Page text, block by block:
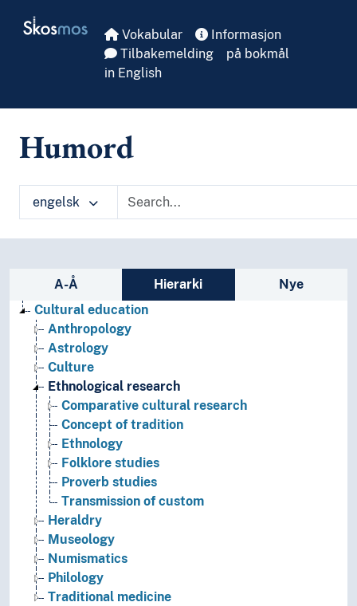
Skosmos Vokabular
Informasjon
Tilbakemelding
på bokmål
in English
Humord
engelsk
Sidefelt: navigér i vokabularet
A-Å Hierarki
Nye
Cultural education
Anthropology
Astrology
Culture
Ethnological research
Comparative cultural research
Concept of tradition
Ethnology
Folklore studies
Proverb studies
Transmission of custom
Heraldry
Museology
Numismatics
Philology
Traditional medicine